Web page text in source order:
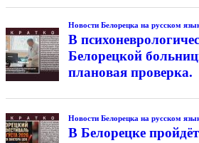
Новости Белорецка на русском
В
Белорецкой
плановая проверка.
Новости Белорецка на русском
В Белорецке